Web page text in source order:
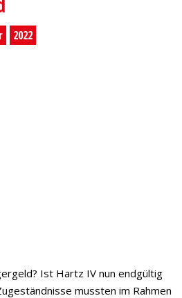
2022
Ist Hartz IV nun endgültig
mussten im Rahmen